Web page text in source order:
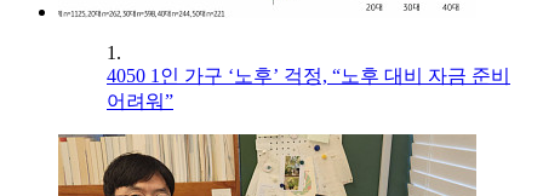
1.
4050 1인 가구 ‘노후’ 걱정, “노후 대비 자금 준비
어려워”